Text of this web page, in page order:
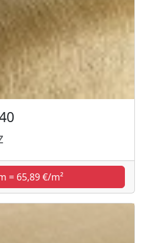
= 65,89 €/m²